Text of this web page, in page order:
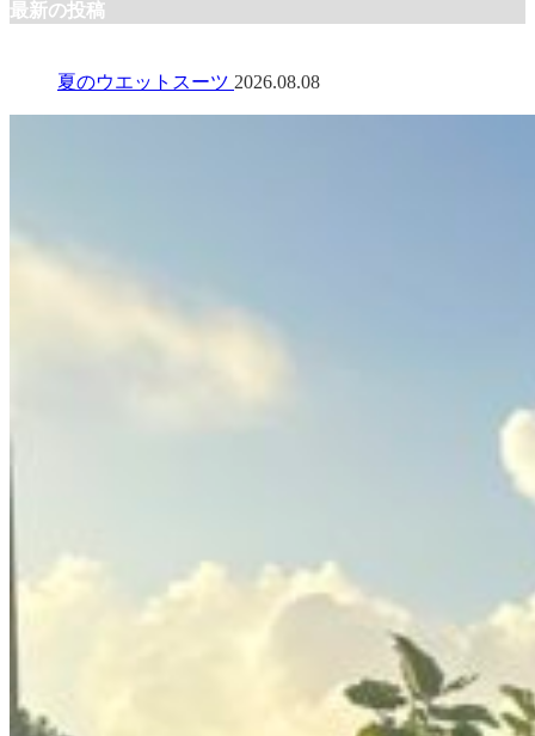
最新の投稿
夏のウエットスーツ 2026.08.08